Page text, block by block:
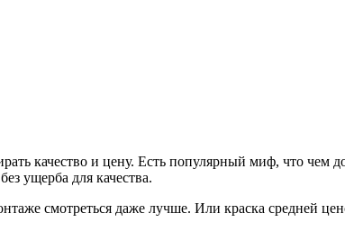
качество и цену. Есть популярный миф, что чем
ущерба для качества.
смотреться даже лучше. Или краска средней